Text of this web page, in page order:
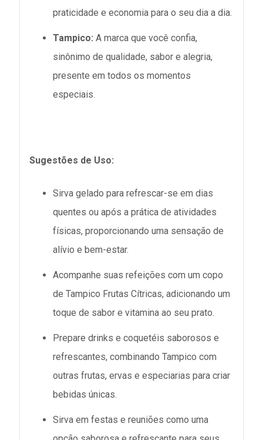
praticidade e economia para o seu dia a dia.
Tampico: A marca que você confia,
sinônimo de qualidade, sabor e alegria,
presente em todos os momentos
especiais.
Sugestões de Uso:
Sirva gelado para refrescar-se em dias
quentes ou após a prática de atividades
físicas, proporcionando uma sensação de
alívio e bem-estar.
Acompanhe suas refeições com um copo
de Tampico Frutas Cítricas, adicionando um
toque de sabor e vitamina ao seu prato.
Prepare drinks e coquetéis saborosos e
refrescantes, combinando Tampico com
outras frutas, ervas e especiarias para criar
bebidas únicas.
Sirva em festas e reuniões como uma